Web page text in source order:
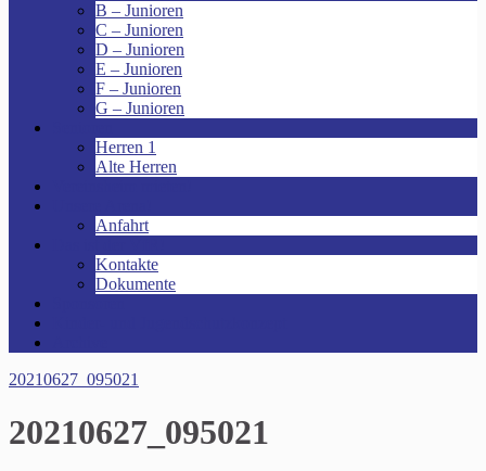
B – Junioren
C – Junioren
D – Junioren
E – Junioren
F – Junioren
G – Junioren
Herren 1
Alte Herren
Anfahrt
Kontakte
Dokumente
20210627_095021
20210627_095021